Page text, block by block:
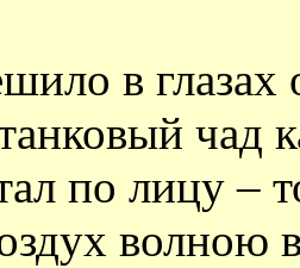
в глазах
чад
по лицу –
волною